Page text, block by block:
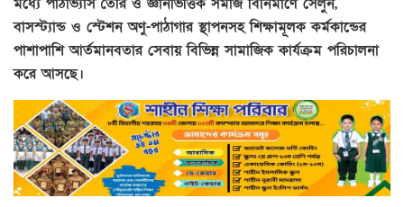
বাসস্ট্যান্ড ও স্টেশন অণু-পাঠাগার স্থাপনসহ শিক্ষামূলক কর্মকান্ডের
পাশাপাশি আর্তমানবতার সেবায় বিভিন্ন সামাজিক কার্যক্রম পরিচালনা
করে আসছে।